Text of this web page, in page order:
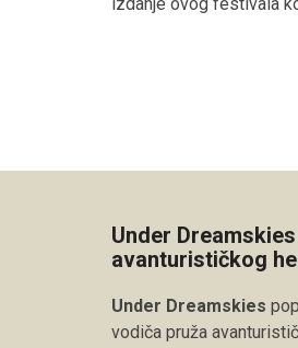
izdanje ovog festivala
Under
avanturističkog
Under Dreamskies
vodiča pruža